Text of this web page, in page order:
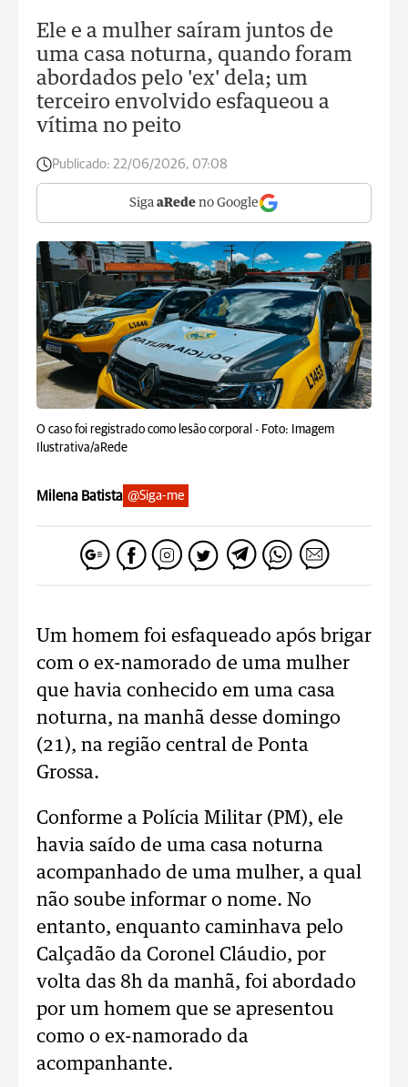
Ele e a mulher saíram juntos de
uma casa noturna, quando foram
abordados pelo 'ex' dela; um
terceiro envolvido esfaqueou a
vítima no peito
Publicado: 22/06/2026, 07:08
Siga aRede no Google
O caso foi registrado como lesão corporal - Foto: Imagem
Ilustrativa/aRede
Milena Batista @Siga-me
Um homem foi esfaqueado após brigar
com o ex-namorado de uma mulher
que havia conhecido em uma casa
noturna, na manhã desse domingo
(21), na região central de Ponta
Grossa.
Conforme a Polícia Militar (PM), ele
havia saído de uma casa noturna
acompanhado de uma mulher, a qual
não soube informar o nome. No
entanto, enquanto caminhava pelo
Calçadão da Coronel Cláudio, por
volta das 8h da manhã, foi abordado
por um homem que se apresentou
como o ex-namorado da
acompanhante.